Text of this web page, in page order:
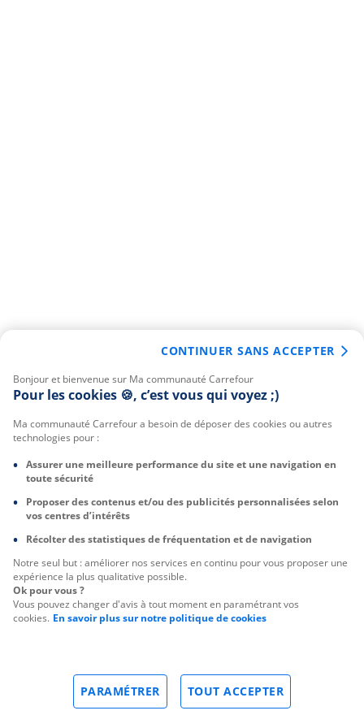
Bonjour et bienvenue sur Ma communauté Carrefour
Pour les cookies 🍪, c’est vous qui voyez ;)
Ma communauté Carrefour a besoin de déposer des cookies ou autres
technologies pour :
Assurer une meilleure performance du site et une navigation en
toute sécurité
Proposer des contenus et/ou des publicités personnalisées selon
vos centres d’intérêts
Récolter des statistiques de fréquentation et de navigation
Notre seul but : améliorer nos services en continu pour vous proposer une
expérience la plus qualitative possible.
Ok pour vous ?
Vous pouvez changer d'avis à tout moment en paramétrant vos
cookies. En savoir plus sur notre politique de cookies
TOUT ACCEPTER
PARAMÉTRER
CONTINUER SANS ACCEPTER